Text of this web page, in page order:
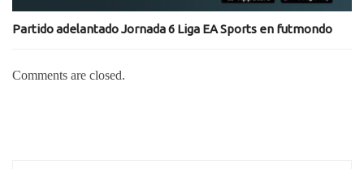
Partido adelantado Jornada 6 Liga EA Sports en futmondo
Comments are closed.